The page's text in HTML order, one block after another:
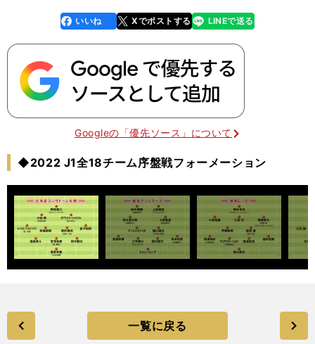
faceboo
k
いいね Xでポストする
line LINEで送る
Googleの「優先ソース」について
◆2022 J1全18チーム序盤戦フォーメーション
一覧に戻る